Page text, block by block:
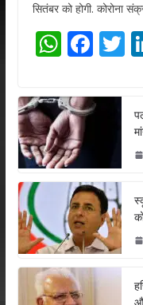
सितंबर को होगी. कोरोना
W
at
s
A
p
p
F
e
b
o
k
T